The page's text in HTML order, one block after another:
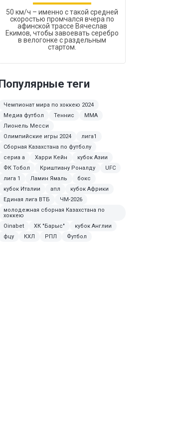
50 км/ч – именно с такой средней
скоростью промчался вчера по
афинской трассе Вячеслав
Екимов, чтобы завоевать серебро
в велогонке с раздельным
стартом.
Популярные теги
Чемпионат мира по хоккею 2024
Медиа футбол
Теннис
ММА
Лионель Месси
Олимпийские игры 2024
лига1
Сборная Казахстана по футболу
сериа а
Харри Кейн
кубок Азии
ФК Тобол
Криштиану Роналду
UFC
лига 1
Ламин Ямаль
бокс
кубок Италии
апл
кубок Африки
Единая лига ВТБ
ЧМ-2026
молодежная сборная Казахстана по
хоккею
Oinabet
ХК "Барыс"
кубок Англии
фцу
КХЛ РПЛ Футбол